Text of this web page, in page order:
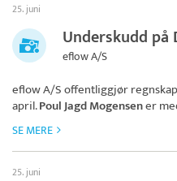
25. juni
Underskudd på
eflow A/S
eflow A/Soffentliggjør
april.Poul Jagd Mogensener
SE MERE
25. juni